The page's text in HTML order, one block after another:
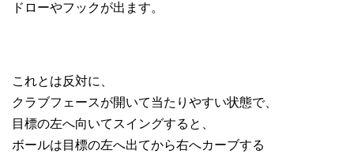
ドローやフックが出ます。
これとは反対に、
クラブフェースが開いて当たりやすい状態で、
目標の左へ向いてスイングすると、
ボールは目標の左へ出てから右へカーブする